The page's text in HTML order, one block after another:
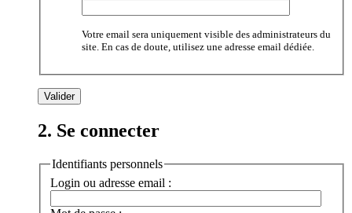
Votre email sera uniquement visible des administrateurs du
site. En cas de doute, utilisez une adresse email dédiée.
2. Se connecter
Identifiants personnels
Login ou adresse email :